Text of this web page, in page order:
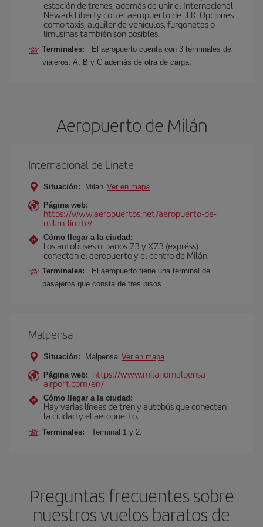
estación de trenes, además de unir el Internacional
Newark Liberty con el aeropuerto de JFK. Opciones
como taxis, alquiler de vehículos, furgonetas o
limusinas también son posibles.
Terminales:
El aeropuerto cuenta con 3 terminales de
viajeros: A, B y C además de otra de carga.
Aeropuerto de Milán
Internacional de Linate
Situación: Milán Ver en mapa
Página web:
https://www.aeropuertos.net/aeropuerto-de-
milan-linate/
Cómo llegar a la ciudad:
Los autobuses urbanos 73 y X73 (expréss)
conectan el aeropuerto y el centro de Milán.
Terminales:
El aeropuerto tiene una terminal de
pasajeros que consta de tres pisos.
Malpensa
Situación: Malpensa Ver en mapa
Página web: https://www.milanomalpensa-
airport.com/en/
Cómo llegar a la ciudad:
Hay varias líneas de tren y autobús que conectan
la ciudad y el aeropuerto.
Terminales: Terminal 1 y 2.
Preguntas frecuentes sobre
nuestros vuelos baratos de